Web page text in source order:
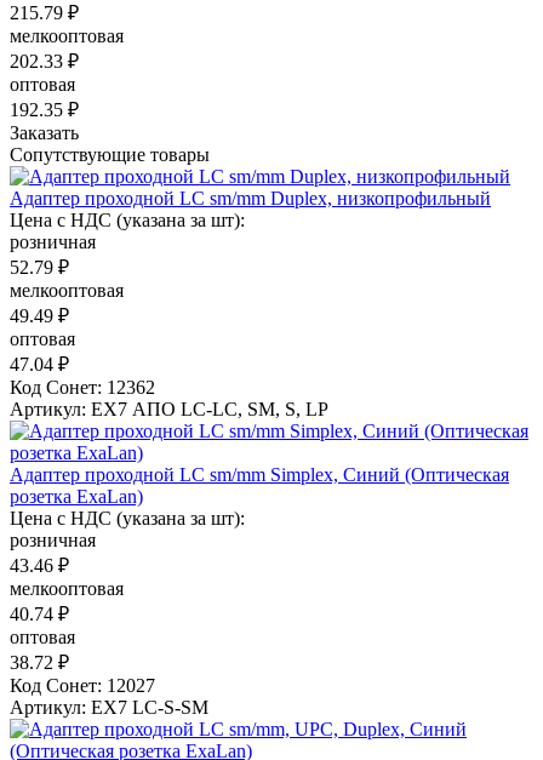
215.79 ₽
мелкооптовая
202.33 ₽
оптовая
192.35 ₽
Заказать
Сопутствующие товары
Адаптер проходной LC sm/mm Duplex, низкопрофильный
Цена с НДС (указана за шт):
розничная
52.79 ₽
мелкооптовая
49.49 ₽
оптовая
47.04 ₽
Код Сонет: 12362
Артикул: EX7 АПО LC-LC, SM, S, LP
Адаптер проходной LC sm/mm Simplex, Синий (Оптическая
розетка ExaLan)
Цена с НДС (указана за шт):
розничная
43.46 ₽
мелкооптовая
40.74 ₽
оптовая
38.72 ₽
Код Сонет: 12027
Артикул: EX7 LC-S-SM